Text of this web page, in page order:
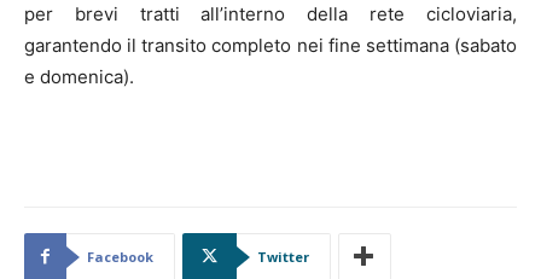
per brevi tratti all’interno della rete cicloviaria,
garantendo il transito completo nei fine settimana (sabato
e domenica).
Facebook Twitter